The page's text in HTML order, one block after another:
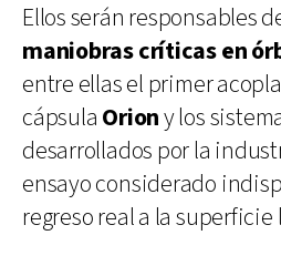
Ellos serán responsables
maniobras críticas en
entre ellas el primer
cápsula Oriony los
desarrollados por la
ensayo considerado
regreso real a la superficie